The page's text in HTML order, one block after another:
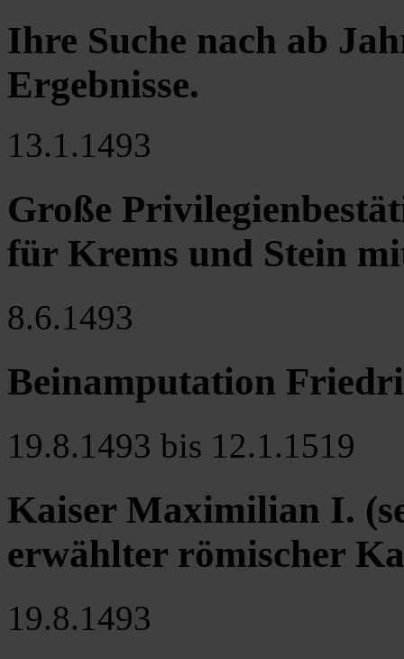
Ihre Suche nach ab
Ergebnisse.
13.1.1493
Große
für Krems und Stein
8.6.1493
Beinamputation
19.8.1493 bis 12.1.1519
Kaiser Maximilian I.
erwählter römischer
19.8.1493